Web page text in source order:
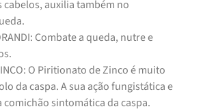
auxilia também no
Combate a queda, nutre e
O Piritionato de Zinco é muito
da caspa. A sua ação fungistática e
comichão sintomática da caspa.